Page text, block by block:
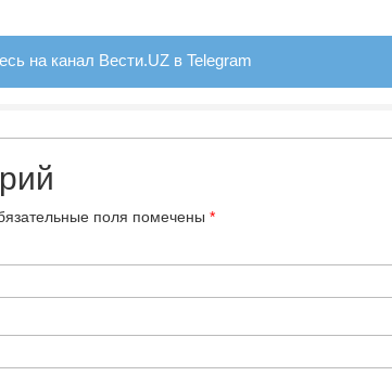
на канал Вести.UZ в Telegram
поля помечены *